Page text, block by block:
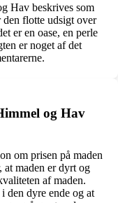
Hav beskrives som
flotte udsigt over
er en oase, en perle
er noget af det
og Hav
om prisen på maden
maden er dyrt og
af maden.
den dyre ende og at